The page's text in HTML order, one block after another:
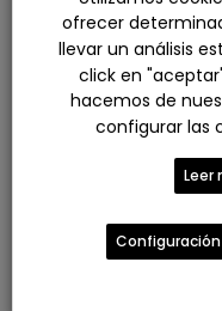
abril 2026
marzo 2026
febrero 2026
enero 2026
diciembre 2025
septiembre 2025
agosto 2025
julio 2025
ofrecer
llevar un análisis
click en
hacemos de
configurar las
Leer